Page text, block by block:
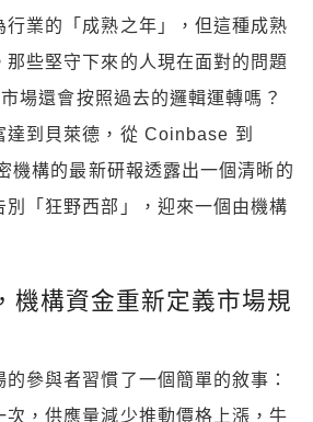
行業的「成熟之年」，但這種成熟
那些堅守下來的人現在面對的問題
場還會按照過去的邏輯運轉嗎？
達到貝萊德，從 Coinbase 到
機構的最新研報透露出一個清晰的
「狂野西部」，迎來一個由機構
機構資金重新定義市場規
參與者習慣了一個簡單的敘事：
次，供應量減少推動價格上漲，牛